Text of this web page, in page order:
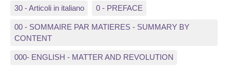
30 - Articoli in italiano 0 - PREFACE
00 - SOMMAIRE PAR MATIERES - SUMMARY BY
CONTENT
000- ENGLISH - MATTER AND REVOLUTION